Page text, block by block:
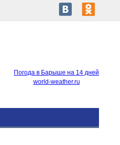
Погода в Барыше на 14 дней
world-weather.ru